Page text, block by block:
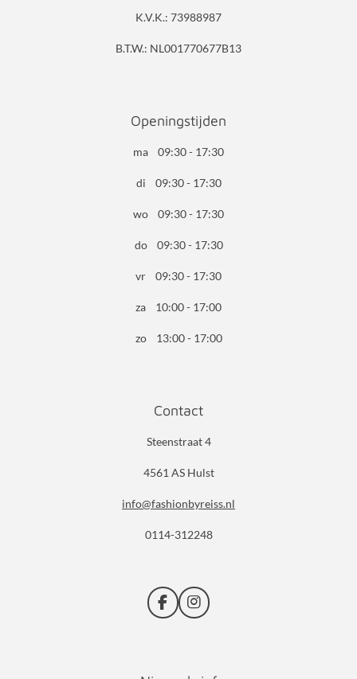
K.V.K.: 73988987
B.T.W.: NL001770677B13
Openingstijden
ma 09:30 - 17:30
di 09:30 - 17:30
wo 09:30 - 17:30
do 09:30 - 17:30
vr 09:30 - 17:30
za 10:00 - 17:00
zo 13:00 - 17:00
Contact
Steenstraat 4
4561 AS Hulst
info@fashionbyreiss.nl
0114-312248
F
a
I
n